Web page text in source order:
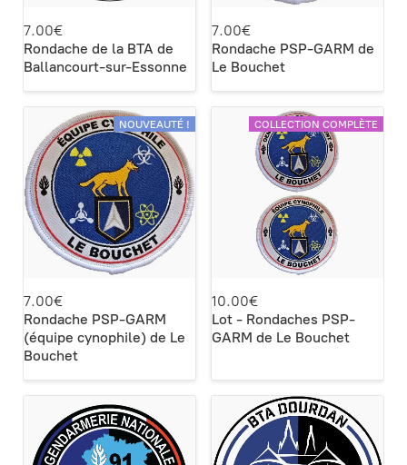
7.00€
Rondache de la BTA de
Ballancourt-sur-Essonne
7.00€
Rondache PSP-GARM de
Le Bouchet
NOUVEAUTÉ !
7.00€
Rondache PSP-GARM
(équipe cynophile) de Le
Bouchet
COLLECTION COMPLÈTE
10.00€
Lot - Rondaches PSP-
GARM de Le Bouchet